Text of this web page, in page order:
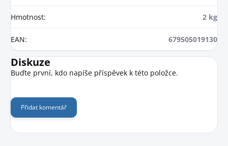
Hmotnost: 2 kg
EAN: 679505019130
Diskuze
Buďte první, kdo napíše příspěvek k této položce.
Přidat komentář